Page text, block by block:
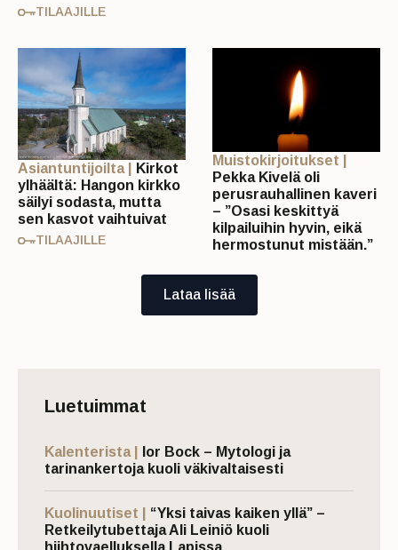
TILAAJILLE
Asiantuntijoilta |
Kirkot
ylhäältä: Hangon kirkko
säilyi sodasta, mutta
sen kasvot vaihtuivat
TILAAJILLE
Muistokirjoitukset |
Pekka Kivelä oli
perusrauhallinen kaveri
– ”Osasi keskittyä
kilpailuihin hyvin, eikä
hermostunut mistään.”
Lataa lisää
Luetuimmat
Kalenterista |
Ior Bock – Mytologi ja
tarinankertoja kuoli väkivaltaisesti
Kuolinuutiset |
“Yksi taivas kaiken yllä” –
Retkeilytubettaja Ali Leiniö kuoli